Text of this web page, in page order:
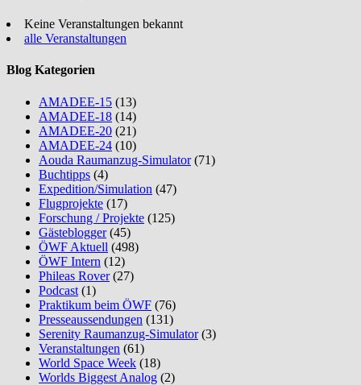
Keine Veranstaltungen bekannt
alle Veranstaltungen
Blog Kategorien
AMADEE-15 (13)
AMADEE-18 (14)
AMADEE-20 (21)
AMADEE-24 (10)
Aouda Raumanzug-Simulator(71)
Buchtipps (4)
Expedition/Simulation (47)
Flugprojekte (17)
Forschung / Projekte (125)
Gästeblogger(45)
ÖWF Aktuell (498)
ÖWF Intern (12)
Phileas Rover(27)
Podcast (1)
Praktikum beim ÖWF (76)
Presseaussendungen (131)
Serenity Raumanzug-Simulator(3)
Veranstaltungen (61)
World Space Week (18)
Worlds Biggest Analog (2)